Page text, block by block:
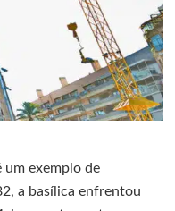
um exemplo de
a basílica enfrentou